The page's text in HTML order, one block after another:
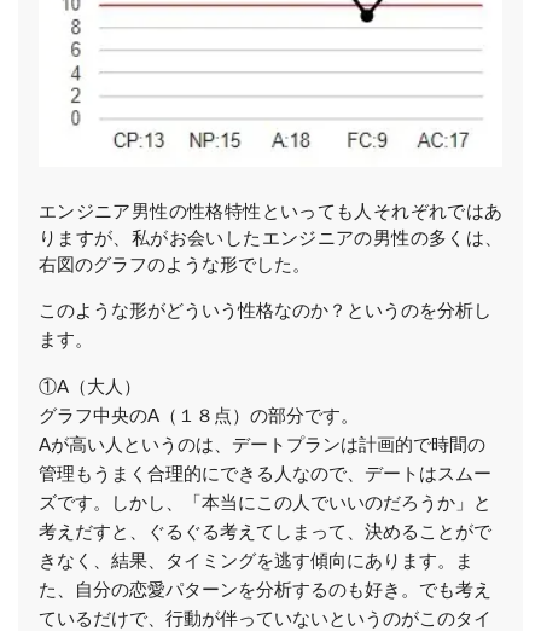
エンジニア男性の性格特性といっても人それぞれではあ
りますが、私がお会いしたエンジニアの男性の多くは、
右図のグラフのような形でした。
このような形がどういう性格なのか？というのを分析し
ます。​
①A（大人）
グラフ中央のA（１８点）の部分です。
Aが高い人というのは、デートプランは計画的で時間の
管理もうまく合理的にできる人なので、デートはスムー
ズです。しかし、「本当にこの人でいいのだろうか」と
考えだすと、ぐるぐる考えてしまって、決めることがで
きなく、結果、タイミングを逃す傾向にあります。ま
た、自分の恋愛パターンを分析するのも好き。でも考え
ているだけで、行動が伴っていないというのがこのタイ